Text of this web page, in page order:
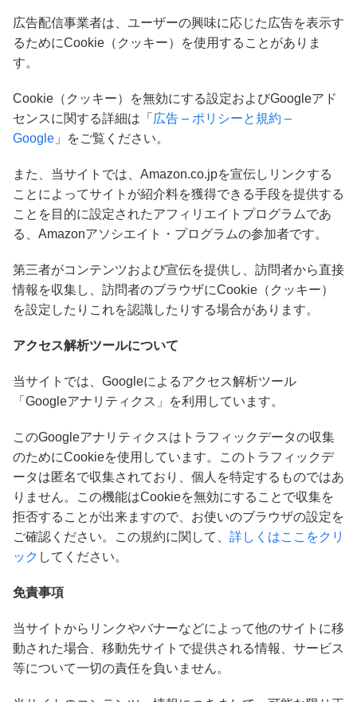
広告配信事業者は、ユーザーの興味に応じた広告を表示す
るためにCookie（クッキー）を使用することがありま
す。
Cookie（クッキー）を無効にする設定およびGoogleアド
センスに関する詳細は「 広告 – ポリシーと規約 –
Google 」をご覧ください。
また、当サイトでは、Amazon.co.jpを宣伝しリンクする
ことによってサイトが紹介料を獲得できる手段を提供する
ことを目的に設定されたアフィリエイトプログラムであ
る、Amazonアソシエイト・プログラムの参加者です。
第三者がコンテンツおよび宣伝を提供し、訪問者から直接
情報を収集し、訪問者のブラウザにCookie（クッキー）
を設定したりこれを認識したりする場合があります。
アクセス解析ツールについて
当サイトでは、Googleによるアクセス解析ツール
「Googleアナリティクス」を利用しています。
このGoogleアナリティクスはトラフィックデータの収集
のためにCookieを使用しています。このトラフィックデ
ータは匿名で収集されており、個人を特定するものではあ
りません。この機能はCookieを無効にすることで収集を
拒否することが出来ますので、お使いのブラウザの設定を
ご確認ください。この規約に関して、 詳しくはここをクリ
ック してください。
免責事項
当サイトからリンクやバナーなどによって他のサイトに移
動された場合、移動先サイトで提供される情報、サービス
等について一切の責任を負いません。